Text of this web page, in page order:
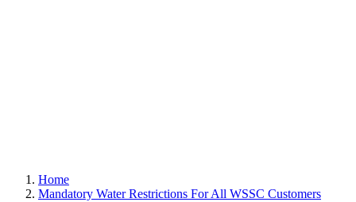
Home
Mandatory Water Restrictions For All WSSC Customers